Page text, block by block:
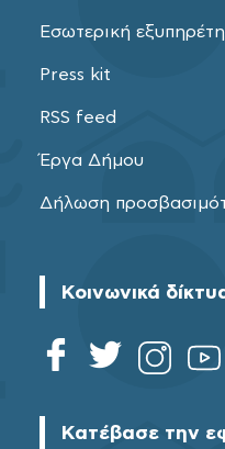
Εσωτερική
Press kit
RSS feed
Έργα Δήμου
Δήλωση
Κοινωνικά
Κατέβασε την